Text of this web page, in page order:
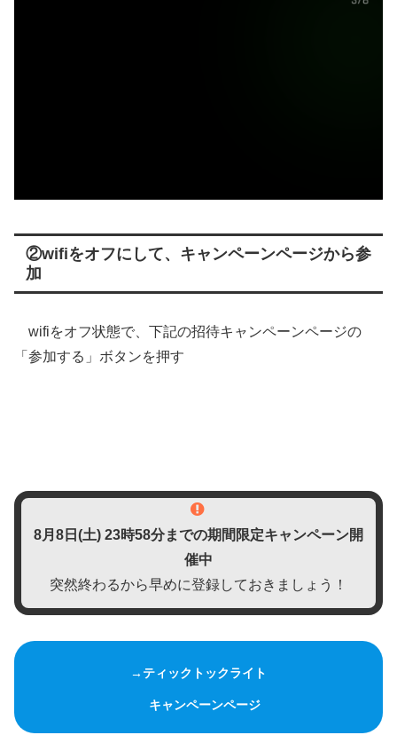
②wifiをオフにして、キャンペーンページから参
加
wifiをオフ状態で、下記の招待キャンペーンページの
「参加する」ボタンを押す
8月8日(土) 23時58分までの期間限定キャンペーン開
催中
突然終わるから早めに登録しておきましょう！
→ティックトックライト
キャンペーンページ